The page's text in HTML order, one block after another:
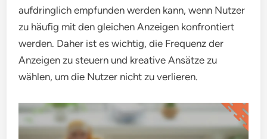
aufdringlich empfunden werden kann, wenn Nutzer
zu häufig mit den gleichen Anzeigen konfrontiert
werden. Daher ist es wichtig, die Frequenz der
Anzeigen zu steuern und kreative Ansätze zu
wählen, um die Nutzer nicht zu verlieren.